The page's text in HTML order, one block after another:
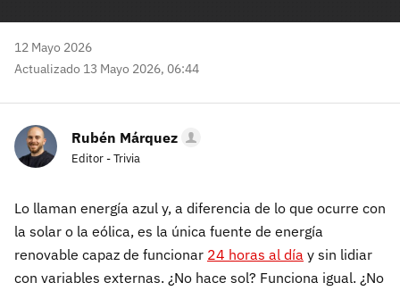
12 Mayo 2026
Actualizado 13 Mayo 2026, 06:44
Rubén Márquez
Editor - Trivia
Lo llaman energía azul y, a diferencia de lo que ocurre con
la solar o la eólica, es la única fuente de energía
renovable capaz de funcionar 24 horas al día y sin lidiar
con variables externas. ¿No hace sol? Funciona igual. ¿No